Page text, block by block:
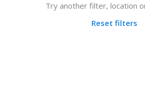
Try another filter, location
Reset filters